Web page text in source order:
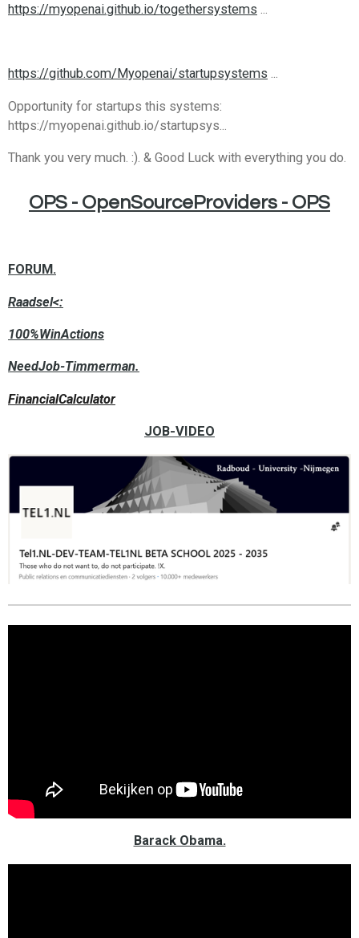
https://myopenai.github.io/togethersystems
https://github.com/Myopenai/startupsystems ...
Opportunity for startups this systems:
https://myopenai.github.io/startupsys...
Thank you very much. :). & Good Luck with everything you do.
OPS - OpenSourceProviders - OPS
FORUM.
Raadsel<:
100%WinActions
NeedJob-Timmerman.
FinancialCalculator
JOB-VIDEO
Barack Obama.